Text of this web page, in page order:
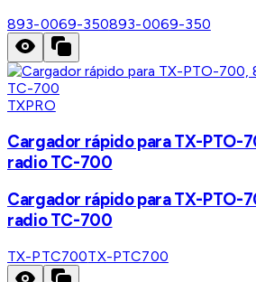
893-0069-350893-0069-350
TXPRO
Cargador rápido para TX-PTO-
radio TC-700
Cargador rápido para TX-PTO-
radio TC-700
TX-PTC700TX-PTC700